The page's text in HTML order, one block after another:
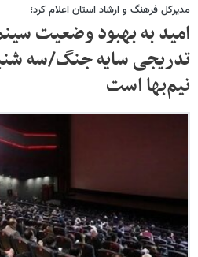
مدیرکل فرهنگ و ارشاد استان اعلام کرد؛
امید به بهبود وضعیت
تدریجی سایه جنگ/سه
نیم‌بها است